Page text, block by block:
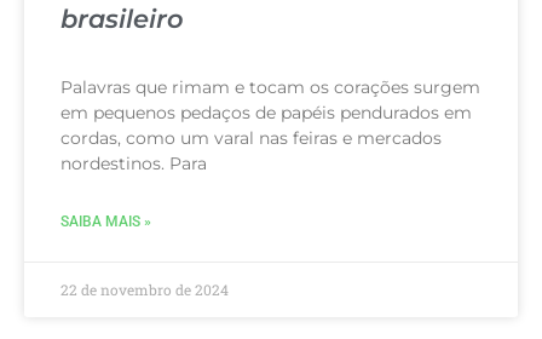
brasileiro
Palavras que rimam e tocam os corações surgem
em pequenos pedaços de papéis pendurados em
cordas, como um varal nas feiras e mercados
nordestinos. Para
SAIBA MAIS »
22 de novembro de 2024